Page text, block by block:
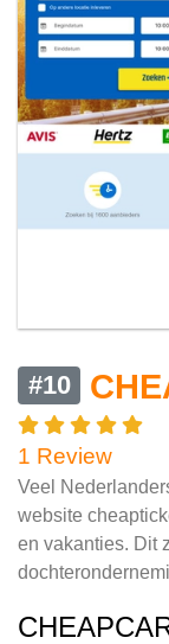
#10
1 Review
Veel
website
en vakanties. Dit